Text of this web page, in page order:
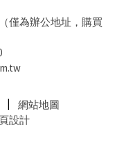
僅為辦公地址，購買
網站地圖
設計